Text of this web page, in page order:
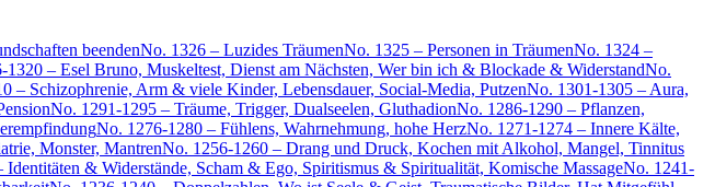
beendenNo. 1326 – Luzides TräumenNo. 1325 – Personen in TräumenNo. 1324 –
1320 – Esel Bruno, Muskeltest, Dienst am Nächsten, Wer bin ich & Blockade & WiderstandNo.
– Schizophrenie, Arm & viele Kinder, Lebensdauer, Social-Media, PutzenNo. 1301-1305 – Aura,
No. 1291-1295 – Träume, Trigger, Dualseelen, GluthadionNo. 1286-1290 – Pflanzen,
No. 1276-1280 – Fühlens, Wahrnehmung, hohe HerzNo. 1271-1274 – Innere Kälte,
Monster, MantrenNo. 1256-1260 – Drang und Druck, Kochen mit Alkohol, Mangel, Tinnitus
Identitäten & Widerstände, Scham & Ego, Spiritismus & Spiritualität, Komische MassageNo. 1241-